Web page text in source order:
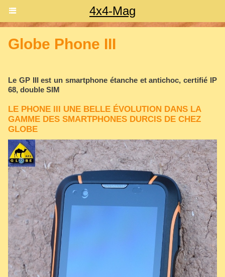
4x4-Mag
Globe Phone III
Le GP III est un smartphone étanche et antichoc, certifié IP
68, double SIM
LE PHONE III UNE BELLE ÉVOLUTION DANS LA
GAMME DES SMARTPHONES DURCIS DE CHEZ
GLOBE